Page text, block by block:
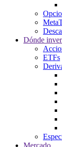
Dónde
ETFs
Mercado